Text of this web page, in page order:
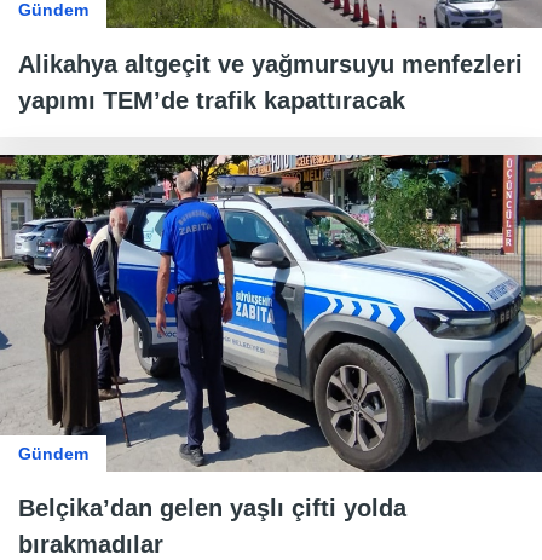
Gündem
Alikahya altgeçit ve yağmursuyu menfezleri
yapımı TEM’de trafik kapattıracak
Gündem
Belçika’dan gelen yaşlı çifti yolda
bırakmadılar